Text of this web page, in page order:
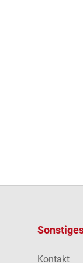
Kontakt